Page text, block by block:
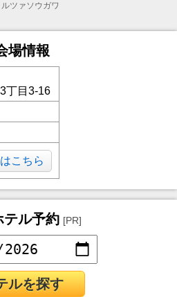
ルツァソウガワ
場情報
丁目3-16
こちら
テル予約 [PR]
ルを探す